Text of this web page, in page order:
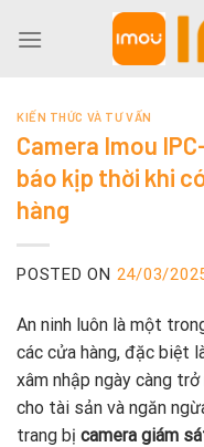
KIẾN THỨC VÀ TƯ VẤN
Camera Imou
báo kịp thời khi
hàng
POSTED ON 24/03/
An ninh luôn là một
các cửa hàng, đặc biệt
xâm nhập ngày càng
cho tài sản và ngăn
trang bị camera giám